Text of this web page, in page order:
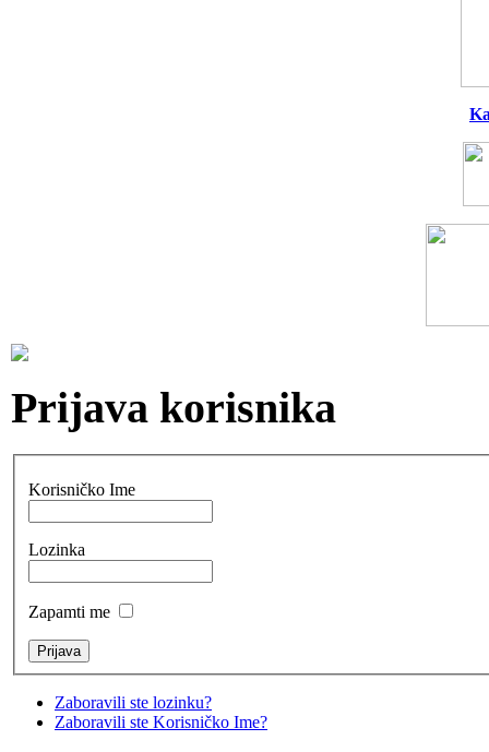
Prijava korisnika
Korisničko Ime
Lozinka
Zapamti me
Zaboravili ste lozinku?
Zaboravili ste Korisničko Ime?